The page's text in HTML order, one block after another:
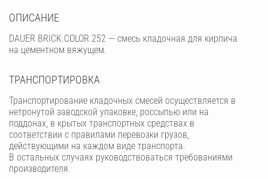
OПИСАНИЕ
DAUER BRICK.COLOR 252 — смесь кладочная для кирпича
на цементном вяжущем.
ТРАНСПОРТИРОВКА
Транспортирование кладочных смесей осуществляется в
нетронутой заводской упаковке, россыпью или на
поддонах, в крытых транспортных средствах в
соответствии с правилами перевозки грузов,
действующими на каждом виде транспорта.
В остальных случаях руководствоваться требованиями
производителя.